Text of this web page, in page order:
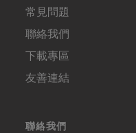
常見問題
聯絡我們
下載專區
友善連結
聯絡我們